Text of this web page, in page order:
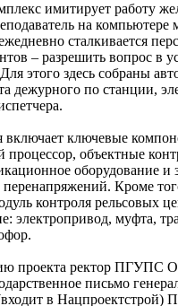
имитирует работу
на компьютере
сталкивается
– разрешить вопрос в
этого здесь собраны
дежурного по станции,
включает ключевые
процессор, объектные
оборудование и
Кроме
контроля рельсовых
электропривод, муфта,
проекта ректор ПГУПС
письмо
в Нацпроектстрой)